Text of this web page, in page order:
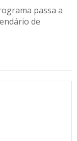
passa a
de